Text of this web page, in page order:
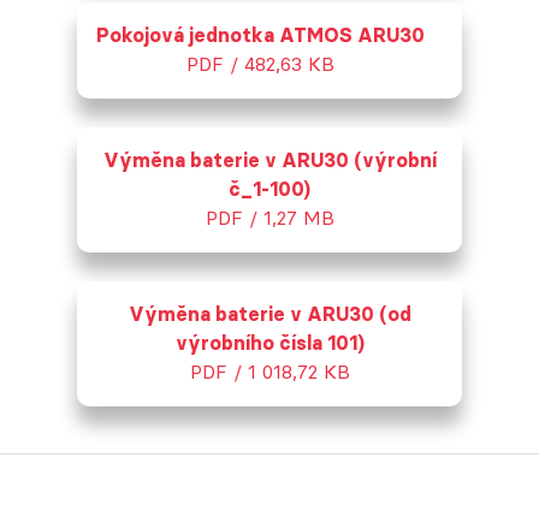
Pokojová jednotka ATMOS ARU30
PDF / 482,63 KB
Výměna baterie v ARU30 (výrobní
č_1-100)
PDF / 1,27 MB
Výměna baterie v ARU30 (od
výrobního čísla 101)
PDF / 1 018,72 KB